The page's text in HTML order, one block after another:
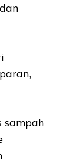
sampah